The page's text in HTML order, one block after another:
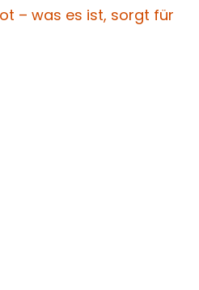
– was es ist, sorgt für